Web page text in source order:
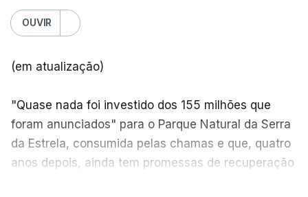
OUVIR
(em atualização)
"Quase nada foi investido dos 155 milhões que
foram anunciados" para o Parque Natural da Serra
da Estrela, consumida pelas chamas e que, quatro
anos depois, ainda tem promessas de recuperação